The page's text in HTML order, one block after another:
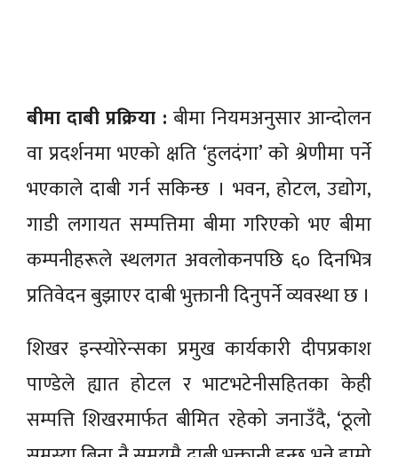
बीमा दाबी प्रक्रिया : बीमा नियमअनुसार आन्दोलन
वा प्रदर्शनमा भएको क्षति ‘हुलदंगा’ काे श्रेणीमा पर्ने
भएकाले दाबी गर्न सकिन्छ । भवन, होटल, उद्योग,
गाडी लगायत सम्पत्तिमा बीमा गरिएको भए बीमा
कम्पनीहरूले स्थलगत अवलोकनपछि ६० दिनभित्र
प्रतिवेदन बुझाएर दाबी भुक्तानी दिनुपर्ने व्यवस्था छ ।
शिखर इन्स्योरेन्सका प्रमुख कार्यकारी दीपप्रकाश
पाण्डेले ह्यात होटल र भाटभटेनीसहितका केही
सम्पत्ति शिखरमार्फत बीमित रहेको जनाउँदै, ‘ठूलो